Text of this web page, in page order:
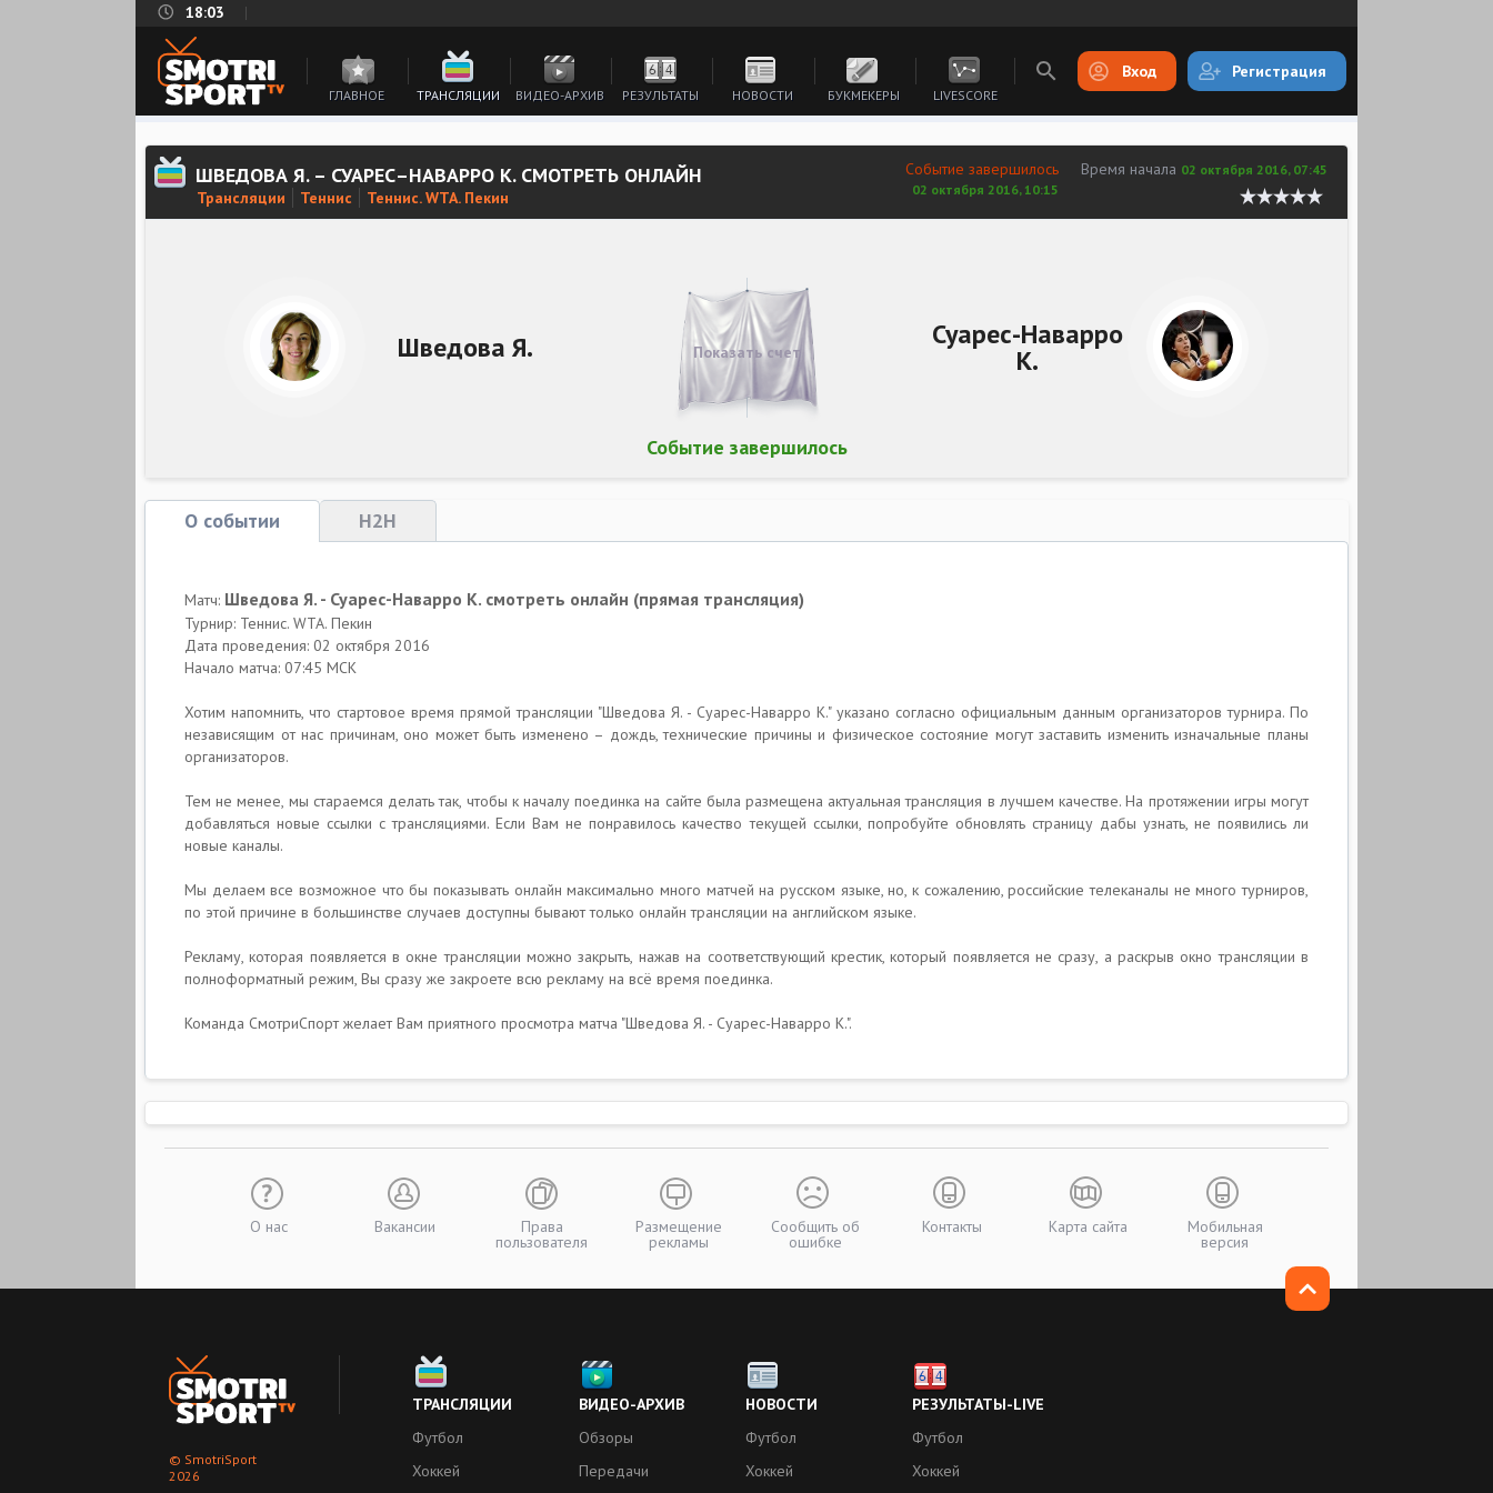
18:03
ГЛАВНОЕ ТРАНСЛЯЦИИ ВИДЕО-АРХИВ РЕЗУЛЬТАТЫ НОВОСТИ БУКМЕКЕРЫ LIVESCORE
Вход Регистрация
ШВЕДОВА Я. – СУАРЕС–НАВАРРО К. СМОТРЕТЬ ОНЛАЙН
Трансляции Теннис Теннис. WTA. Пекин
Время начала 02 октября 2016, 07:45
Событие завершилось
02 октября 2016, 10:15
Шведова Я. Суарес-Наварро
К.
Событие завершилось
Показать счет
О событии H2H
Матч: Шведова Я. - Суарес-Наварро К. смотреть онлайн (прямая трансляция)
Турнир: Теннис. WTA. Пекин
Дата проведения: 02 октября 2016
Начало матча: 07:45 МСК
Хотим напомнить, что стартовое время прямой трансляции "Шведова Я. - Суарес-Наварро К." указано согласно официальным данным организаторов турнира. По
независящим от нас причинам, оно может быть изменено – дождь, технические причины и физическое состояние могут заставить изменить изначальные планы
организаторов.
Тем не менее, мы стараемся делать так, чтобы к началу поединка на сайте была размещена актуальная трансляция в лучшем качестве. На протяжении игры могут
добавляться новые ссылки с трансляциями. Если Вам не понравилось качество текущей ссылки, попробуйте обновлять страницу дабы узнать, не появились ли
новые каналы.
Мы делаем все возможное что бы показывать онлайн максимально много матчей на русском языке, но, к сожалению, российские телеканалы не много турниров,
по этой причине в большинстве случаев доступны бывают только онлайн трансляции на английском языке.
Рекламу, которая появляется в окне трансляции можно закрыть, нажав на соответствующий крестик, который появляется не сразу, а раскрыв окно трансляции в
полноформатный режим, Вы сразу же закроете всю рекламу на всё время поединка.
Команда СмотриСпорт желает Вам приятного просмотра матча "Шведова Я. - Суарес-Наварро К.".
О нас Вакансии Права
пользователя
Размещение
рекламы
Сообщить об
ошибке
Контакты Карта сайта Мобильная
версия
© SmotriSport
2026
ТРАНСЛЯЦИИ
Футбол
Хоккей
ВИДЕО-АРХИВ
Обзоры
Передачи
НОВОСТИ
Футбол
Хоккей
РЕЗУЛЬТАТЫ-LIVE
Футбол
Хоккей